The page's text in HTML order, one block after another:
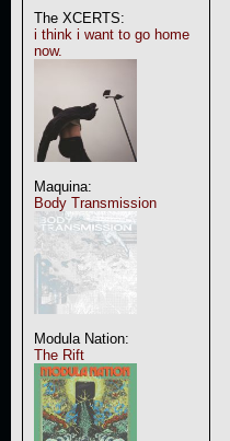
The XCERTS:
i think i want to go home
now.
Maquina:
Body Transmission
Modula Nation:
The Rift